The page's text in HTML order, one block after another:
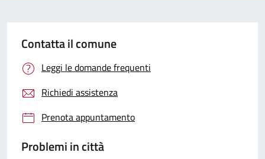
Contatta il comune
Leggi le domande frequenti
Richiedi assistenza
Prenota appuntamento
Problemi in città